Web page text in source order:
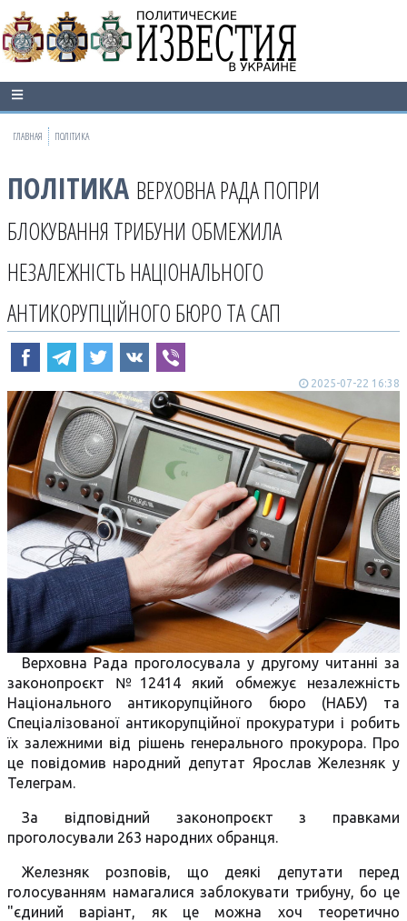
ГЛАВНАЯ ПОЛІТИКА
ПОЛІТИКА ВЕРХОВНА РАДА ПОПРИ
БЛОКУВАННЯ ТРИБУНИ ОБМЕЖИЛА
НЕЗАЛЕЖНІСТЬ НАЦІОНАЛЬНОГО
АНТИКОРУПЦІЙНОГО БЮРО ТА САП
2025-07-22 16:38
Верховна Рада проголосувала у другому читанні за
законопроєкт №12414 який обмежує незалежність
Національного антикорупційного бюро (НАБУ) та
Спеціалізованої антикорупційної прокуратури і робить
їх залежними від рішень генерального прокурора. Про
це повідомив народний депутат Ярослав Железняк у
Телеграм.
За відповідний законопроєкт з правками
проголосували 263 народних обранця.
Железняк розповів, що деякі депутати перед
голосуванням намагалися заблокувати трибуну, бо це
"єдиний варіант, як це можна хоч теоретично